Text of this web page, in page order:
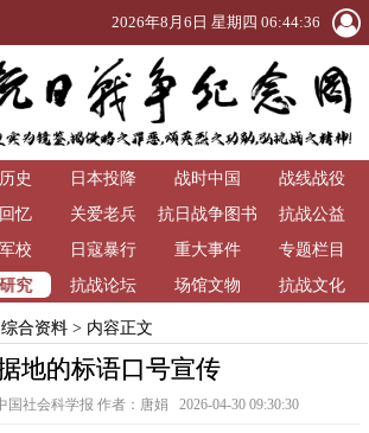
2026年8月6日 星期四 06:44:36
史 日本投降 战时中国
战线战役
忆 关爱老兵
抗日战争图书
馆
抗战公益
校 日寇暴行 重大事件
专题栏目
究 抗战论坛 场馆文物 抗战文化
综合资料> 内容正文
地的标语口号宣传
社会科学报 作者：唐娟 2026-04-30 09:30:30